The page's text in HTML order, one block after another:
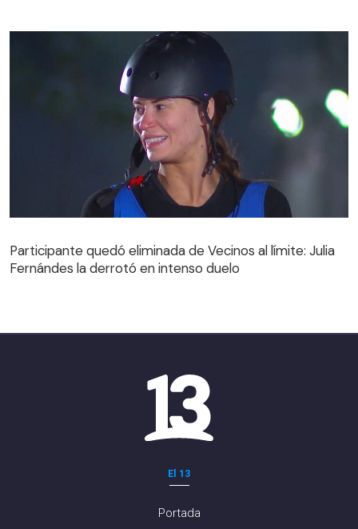
Fernándes la derrotó en intenso duelo
Participante quedó eliminada de Vecinos al límite: Julia
Fernándes la derrotó en intenso duelo
El 13
Portada